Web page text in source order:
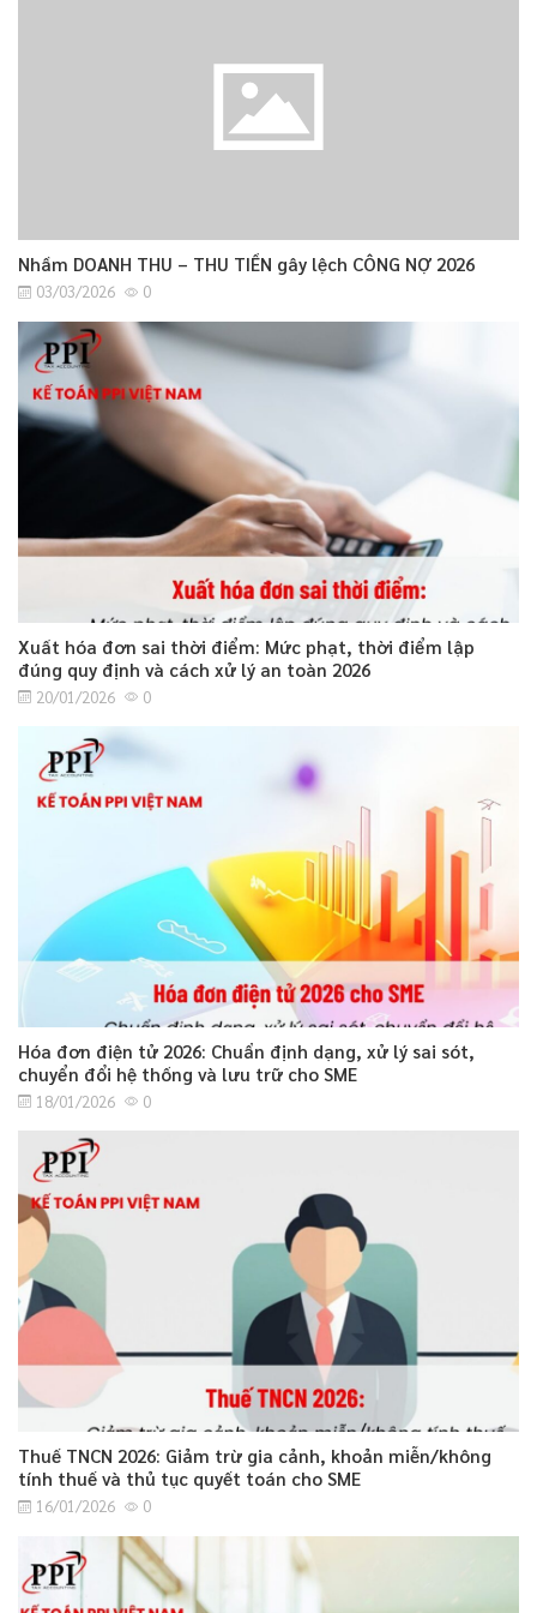
Nhầm DOANH THU – THU TIỀN gây lệch CÔNG NỢ 2026
03/03/2026 0
Xuất hóa đơn sai thời điểm: Mức phạt, thời điểm lập
đúng quy định và cách xử lý an toàn 2026
20/01/2026 0
Hóa đơn điện tử 2026: Chuẩn định dạng, xử lý sai sót,
chuyển đổi hệ thống và lưu trữ cho SME
18/01/2026 0
Thuế TNCN 2026: Giảm trừ gia cảnh, khoản miễn/không
tính thuế và thủ tục quyết toán cho SME
16/01/2026 0